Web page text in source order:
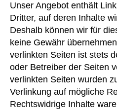
Unser Angebot enthält
Dritter, auf deren Inhalte
Deshalb können wir für
keine Gewähr
verlinkten Seiten ist stets
oder Betreiber der Seiten
verlinkten Seiten wurden
Verlinkung auf mögliche
Rechtswidrige Inhalte